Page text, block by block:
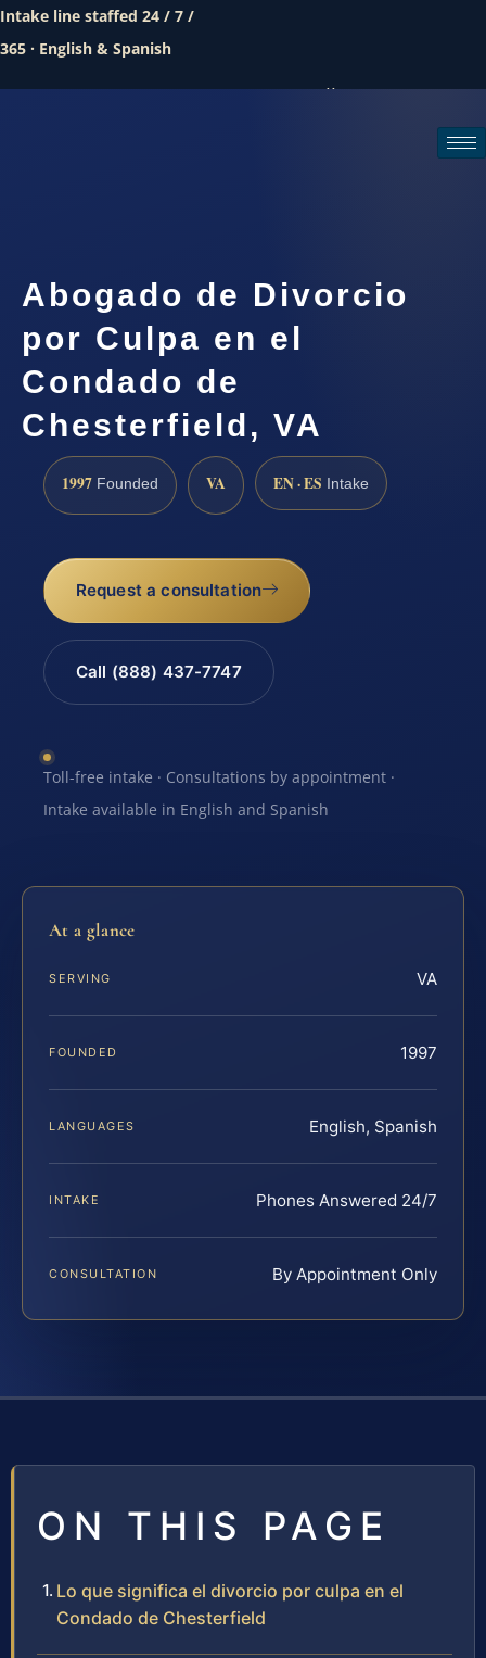
Intake line staffed 24 / 7 /
365 · English & Spanish
Call (888) 437-7747
Abogado de Divorcio
por Culpa en el
Condado de
Chesterfield, VA
1997 Founded VA EN · ES Intake
Request a consultation
Call (888) 437-7747
Toll-free intake · Consultations by appointment ·
Intake available in English and Spanish
At a glance
SERVING VA
FOUNDED 1997
LANGUAGES English, Spanish
INTAKE Phones Answered 24/7
CONSULTATION By Appointment Only
ON THIS PAGE
Lo que significa el divorcio por culpa en el
Condado de Chesterfield